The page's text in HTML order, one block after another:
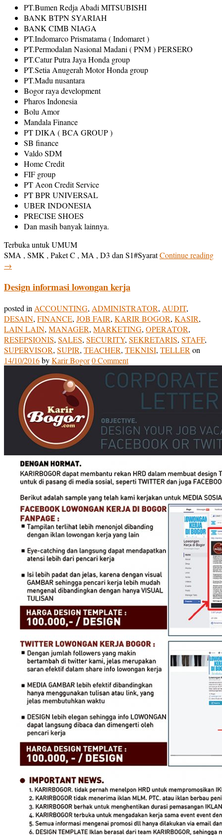
PT.Bumen Redja Abadi MITSUBISHI
BANK BTPN SYARIAH
BANK CIMB NIAGA
PT.Indomarco Prismatama ( Indomaret )
PT.Permodalan Nasional Madani ( PNM ) PERSERO
PT.Catur Putra Jaya Honda group
PT.Setia Anugerah Motor Honda group
PT.Madu nusantara
Bogor raya development
Pharos Indonesia
Bolu Amor
Mandala Finance
PT DIKA ( BCA GROUP )
SB finance
Valdo SDM
Home Credit
FIF group
PT Aeon Credit Service
PT BPR UNIVERSAL
UBER INDONESIA
PRECISE SHOES
Dan masih banyak lainnya.
Terbuka untuk UMUM
SMA , SMK , Paket C , MA , D3 dan S1#SyaratContinue reading
→
Design informasi lowongan kerja
posted in ACCOUNTING, ADMINISTRATOR, AUDIT,
DESAIN, FINANCE, JOB FAIR, KARIR BOGOR, KASIR,
LAIN LAIN, MANAGER, MARKETING, OPERATOR,
RESEPSIONIS, SALES, SECURITY, SEKRETARIS, STAFF,
SUPERVISOR, SUPIR, TEACHER, TEKNISI, TELLER on
14/10/2016byKarir Bogor0 Comment